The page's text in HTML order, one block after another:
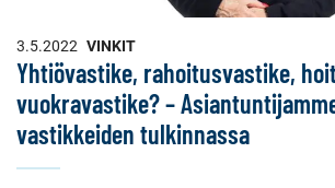
3.5.2022 VINKIT
Yhtiövastike, rahoitusvastike,
vuokravastike? –
vastikkeiden tulkinnassa